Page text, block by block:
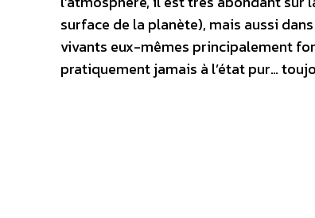
surface de la planète), mais aussi
vivants eux-mêmes principalement
pratiquement jamais à l’état pur…